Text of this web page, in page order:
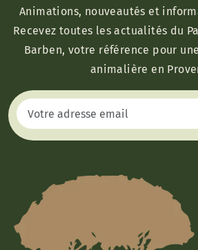
Animations, nouveautés et
Recevez toutes les actualités du
Barben, votre référence pour
animalière en